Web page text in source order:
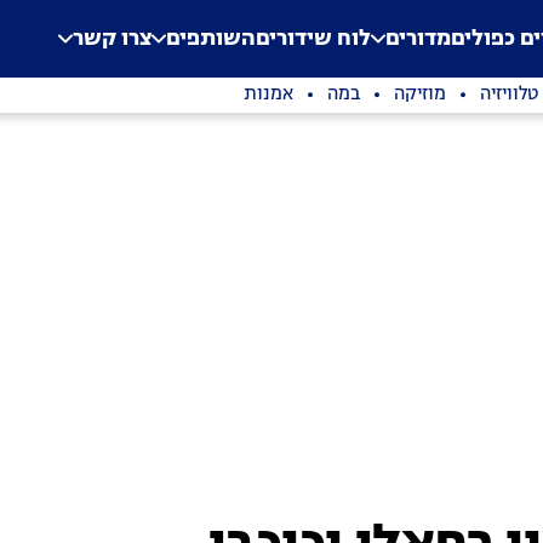
Application error: a
. כפוליםמדורים לוח שידוריםהשותפים צרו קשר
טלוויזיה מוזיקה במה אמנות